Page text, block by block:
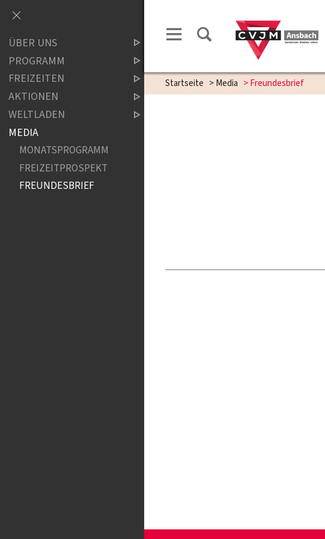
Startseite >Media >Freundesbrief
ÜBER UNS
PROGRAMM
FREIZEITEN
AKTIONEN
WELTLADEN
MEDIA
MONATSPROGRAMM
FREIZEITPROSPEKT
FREUNDESBRIEF